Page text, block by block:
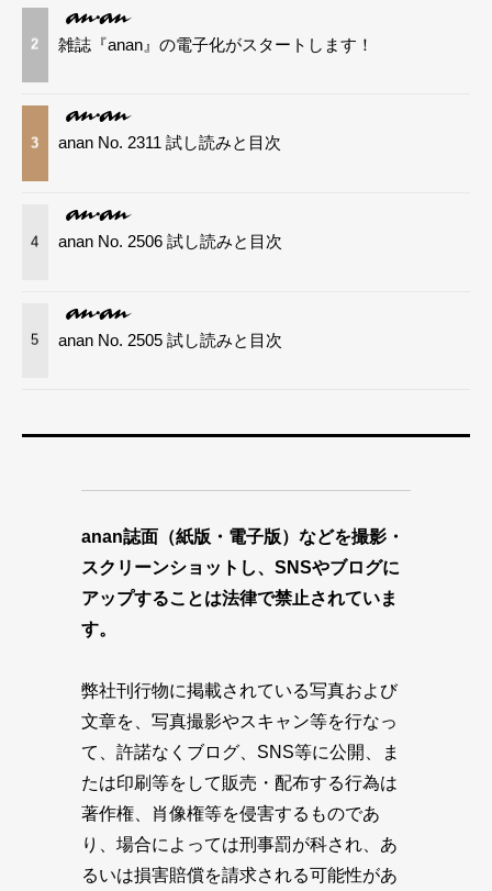
2 雑誌『anan』の電子化がスタートします！
3 anan No. 2311 試し読みと目次
4 anan No. 2506 試し読みと目次
5 anan No. 2505 試し読みと目次
anan誌面（紙版・電子版）などを撮影・
スクリーンショットし、SNSやブログに
アップすることは法律で禁止されていま
す。
弊社刊行物に掲載されている写真および
文章を、写真撮影やスキャン等を行なっ
て、許諾なくブログ、SNS等に公開、ま
たは印刷等をして販売・配布する行為は
著作権、肖像権等を侵害するものであ
り、場合によっては刑事罰が科され、あ
るいは損害賠償を請求される可能性があ